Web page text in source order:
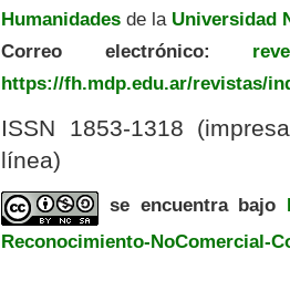
Humanidades de la Universidad
Correo electrónico:
https://fh.mdp.edu.ar/revistas/
ISSN 1853-1318
línea)
se encuentra bajo
Reconocimiento-NoComercial-